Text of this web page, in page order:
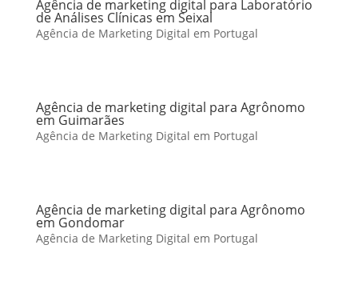
Agência de marketing digital para Laboratório
de Análises Clínicas em Seixal
Agência de Marketing Digital em Portugal
Agência de marketing digital para Agrônomo
em Guimarães
Agência de Marketing Digital em Portugal
Agência de marketing digital para Agrônomo
em Gondomar
Agência de Marketing Digital em Portugal